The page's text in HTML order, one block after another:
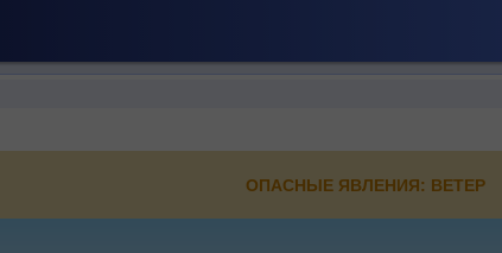
ОПАСНЫЕ ЯВЛЕНИЯ: ВЕТЕР